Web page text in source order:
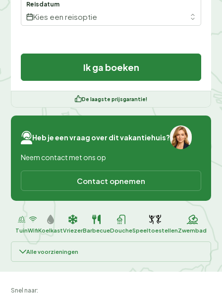
Reisdatum
Kies een reisoptie
Ik ga boeken
De laagste prijsgarantie!
Heb je een vraag over dit vakantiehuis?
Neem contact met ons op
Contact opnemen
TuinWifiKoelkastVriezerBarbecueDoucheSpeeltoestellenZwembad
Alle voorzieningen
Snel naar: